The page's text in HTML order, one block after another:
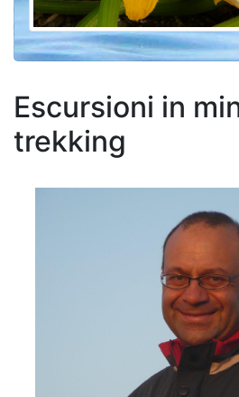
Escursioni in
trekking